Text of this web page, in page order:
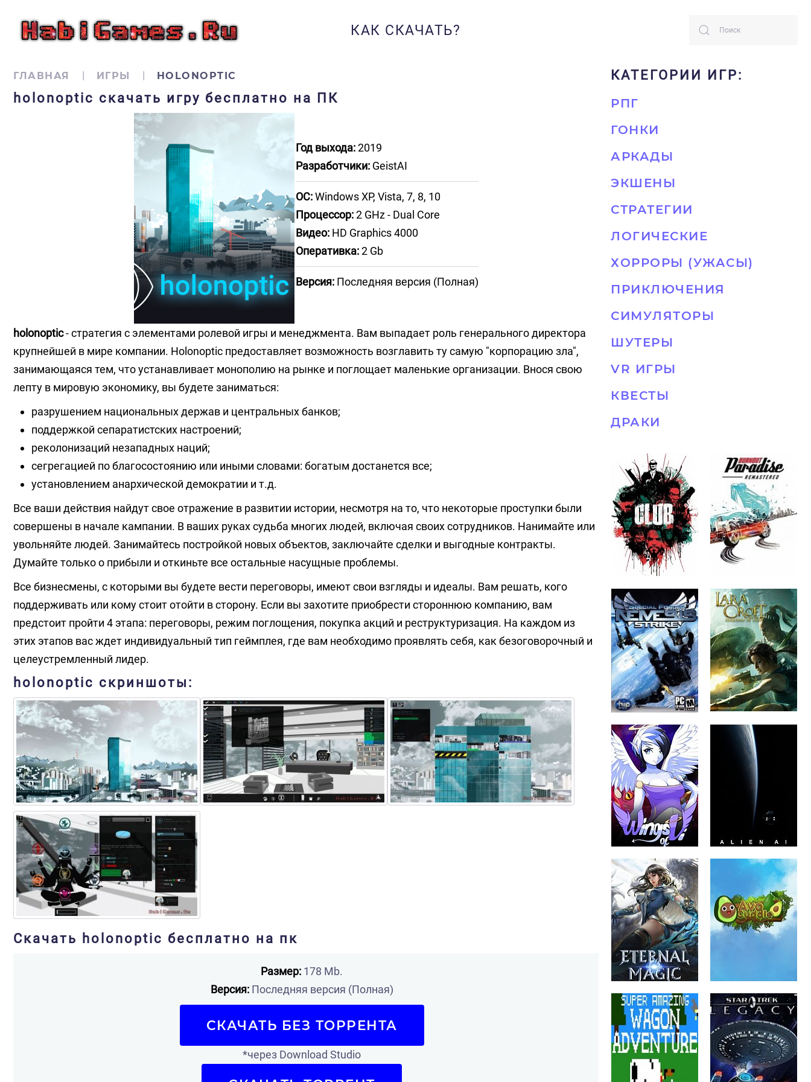
КАК СКАЧАТЬ?
ГЛАВНАЯ ИГРЫ HOLONOPTIC
holonoptic скачать игру бесплатно на ПК
Год выхода:2019
Разработчики:GeistAI
ОС:Windows XP, Vista, 7, 8, 10
Процессор:2 GHz - Dual Core
Видео:HD Graphics 4000
Оперативка:2 Gb
Версия:Последняя версия (Полная)
holonoptic- стратегия с элементами ролевой игры и менеджмента. Вам выпадает роль генерального директора
крупнейшей в мире компании. Holonoptic предоставляет возможность возглавить ту самую "корпорацию зла",
занимающаяся тем, что устанавливает монополию на рынке и поглощает маленькие организации. Внося свою
лепту в мировую экономику, вы будете заниматься:
разрушением национальных держав и центральных банков;
поддержкой сепаратистских настроений;
реколонизаций незападных наций;
сегрегацией по благосостоянию или иными словами: богатым достанется все;
установлением анархической демократии и т.д.
Все ваши действия найдут свое отражение в развитии истории, несмотря на то, что некоторые проступки были
совершены в начале кампании. В ваших руках судьба многих людей, включая своих сотрудников. Нанимайте или
увольняйте людей. Занимайтесь постройкой новых объектов, заключайте сделки и выгодные контракты.
Думайте только о прибыли и откиньте все остальные насущные проблемы.
Все бизнесмены, с которыми вы будете вести переговоры, имеют свои взгляды и идеалы. Вам решать, кого
поддерживать или кому стоит отойти в сторону. Если вы захотите приобрести стороннюю компанию, вам
предстоит пройти 4 этапа: переговоры, режим поглощения, покупка акций и реструктуризация. На каждом из
этих этапов вас ждет индивидуальный тип геймплея, где вам необходимо проявлять себя, как безоговорочный и
целеустремленный лидер.
holonoptic скриншоты:
Скачать holonoptic бесплатно на пк
Размер: 178 Mb.
Версия:Последняя версия (Полная)
СКАЧАТЬ БЕЗ ТОРРЕНТА
*через Download Studio
КАТЕГОРИИ ИГР:
РПГ
ГОНКИ
АРКАДЫ
ЭКШЕНЫ
СТРАТЕГИИ
ЛОГИЧЕСКИЕ
ХОРРОРЫ (УЖАСЫ)
ПРИКЛЮЧЕНИЯ
СИМУЛЯТОРЫ
ШУТЕРЫ
VR ИГРЫ
КВЕСТЫ
ДРАКИ